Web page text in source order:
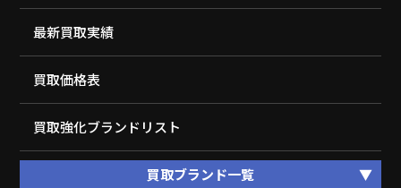
最新買取実績
買取価格表
買取強化ブランドリスト
買取ブランド一覧